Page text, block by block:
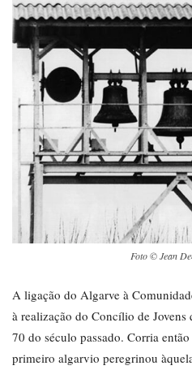
Foto © Jean
A ligação do Algarve à
à realização do Concílio de
70 do século passado. Corria
primeiro algarvio peregrinou